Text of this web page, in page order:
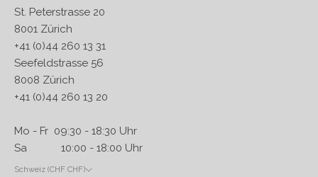
St. Peterstrasse 20
8001 Zürich
+41 (0)44 260 13 31
Seefeldstrasse 56
8008 Zürich
+41 (0)44 260 13 20
Mo - Fr 09:30 - 18:30 Uhr
Sa 10:00 - 18:00 Uhr
Schweiz (CHF CHF)